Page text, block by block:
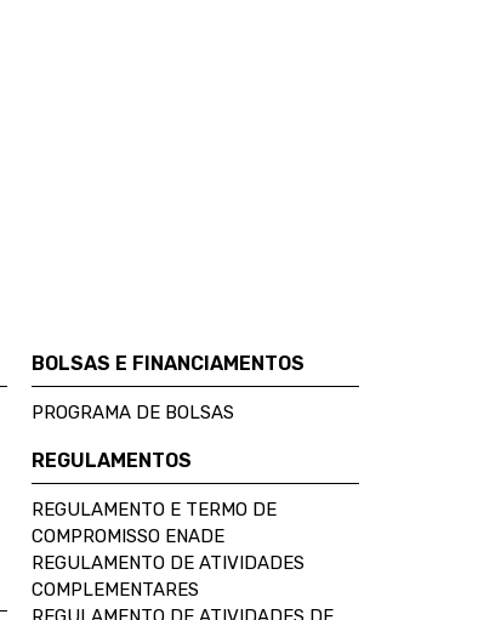
BOLSAS E FINANCIAMENTOS
PROGRAMA DE BOLSAS
REGULAMENTOS
REGULAMENTO E TERMO DE
COMPROMISSO ENADE
REGULAMENTO DE ATIVIDADES
COMPLEMENTARES